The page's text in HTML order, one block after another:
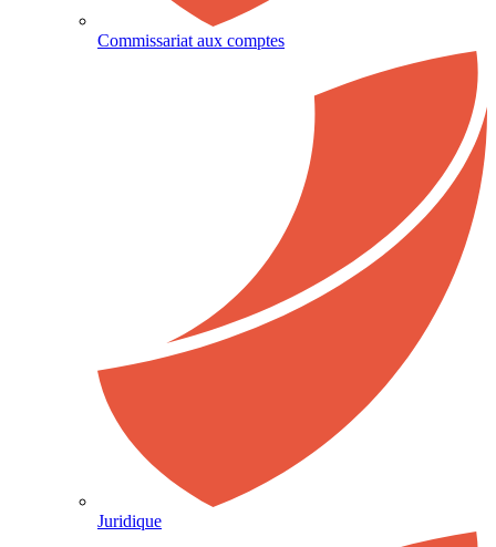
Commissariat aux comptes
Juridique